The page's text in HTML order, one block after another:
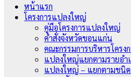
หน้าแรก
โครงการแปลงใหญ่
คู่มือโครงการแปลงใหญ่
คำสั่งจังหวัดขอนแก่น
คณะกรรมการบริหารโคร
แปลงใหญ่แยกตามรายอำ
แปลงใหญ่ – แยกตามชนิ